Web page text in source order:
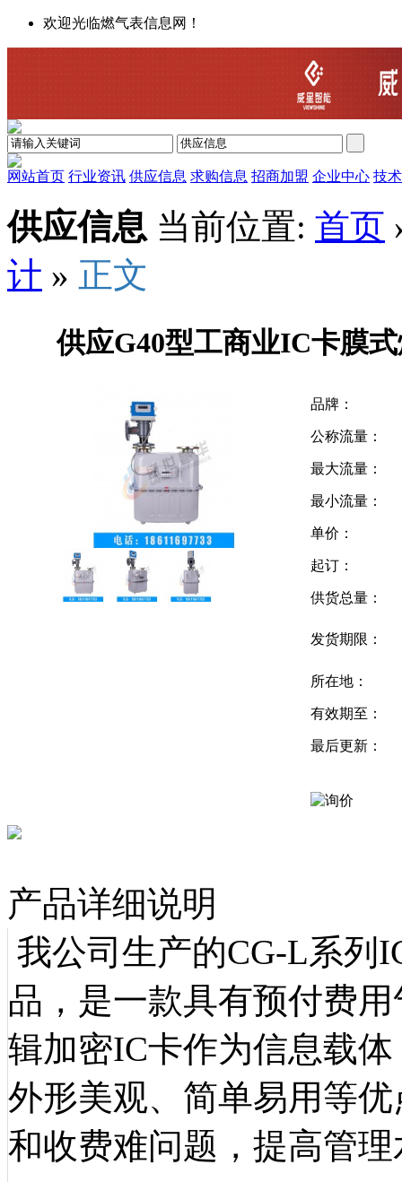
欢迎光临燃气表信息网！
网站首页 行业资讯 供应信息 求购信息 招商加盟 企业中心 技
供应信息 当前位置: 首页
计 » 正文
供应G40型工商业IC卡膜
品牌：
公称流量：
最大流量：
最小流量：
单价：
起订：
供货总量：
发货期限：
所在地：
有效期至：
最后更新：
产品详细说明
我公司生产的CG-L系列
品，是一款具有预付费
辑加密IC卡作为信息载
外形美观、简单易用等
和收费难问题，提高管